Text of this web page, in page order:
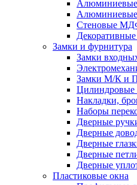
Алюминиевые
Алюминиевые
Стеновые
Замки и фурнитура
Замки
Замки М/К и
Цилиндровые
Накладки,
Наборы
Дверные
Дверные
Дверные
Дверные
Дверные
Пластиковые окна